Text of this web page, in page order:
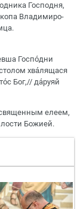
Господня,
Владимиро-
Госпо́дни
хва́лящася
Бог,// да́руяй
елеем,
Божией.